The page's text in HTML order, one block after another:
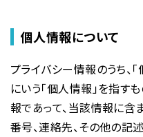
個人情報について
プライバシー情報のうち、
にいう「個人情報」を指す
報であって、当該情報に含
番号、連絡先、その他の記